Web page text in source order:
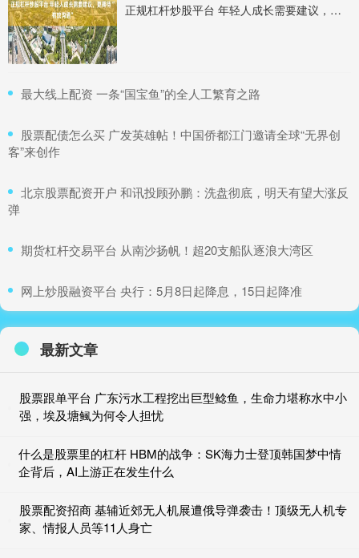
正规杠杆炒股平台 年轻人成长需要建议，更期待“有效沟通”
​最大线上配资 一条“国宝鱼”的全人工繁育之路
​股票配债怎么买 广发英雄帖！中国侨都江门邀请全球“无界创
客”来创作
​北京股票配资开户 和讯投顾孙鹏：洗盘彻底，明天有望大涨反
弹
​期货杠杆交易平台 从南沙扬帆！超20支船队逐浪大湾区
​网上炒股融资平台 央行：5月8日起降息，15日起降准
最新文章
股票跟单平台 广东污水工程挖出巨型鲶鱼，生命力堪称水中小
强，埃及塘鲺为何令人担忧
什么是股票里的杠杆 HBM的战争：SK海力士登顶韩国梦中情
企背后，AI上游正在发生什么
股票配资招商 基辅近郊无人机展遭俄导弹袭击！顶级无人机专
家、情报人员等11人身亡